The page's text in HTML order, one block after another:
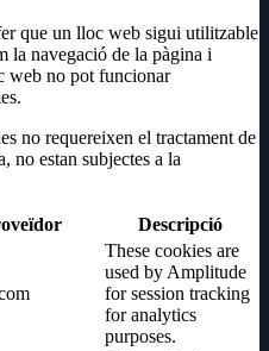
que un lloc web sigui utilitzable
la navegació de la pàgina i
web no pot funcionar
no requereixen el tractament de
no estan subjectes a la
Descripció
These cookies are
used by Amplitude
for session tracking
for analytics
purposes.